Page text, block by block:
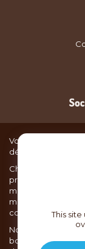
Vous recherchez
délicieux plats ou
Chez TOC,
proposons une
marques de
matériel de
coutellerie, set
Nous vous
boutiques, mais
This